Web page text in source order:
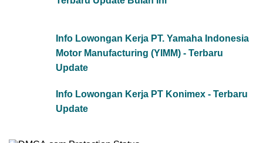
Info Lowongan Kerja PT. Yamaha Indonesia
Motor Manufacturing (YIMM) - Terbaru
Update
Info Lowongan Kerja PT Konimex - Terbaru
Update